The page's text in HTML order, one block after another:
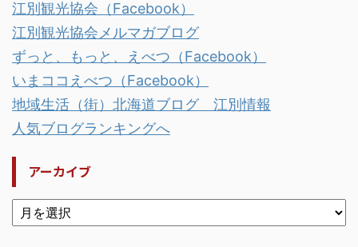
江別観光協会（Facebook）
江別観光協会メルマガブログ
ずっと、もっと、えべつ（Facebook）
いまココえべつ（Facebook）
地域生活（街）北海道ブログ 江別情報
人気ブログランキングへ
アーカイブ